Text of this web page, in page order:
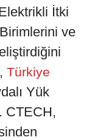
İtki
ve
Türkiye
Yük
CTECH,